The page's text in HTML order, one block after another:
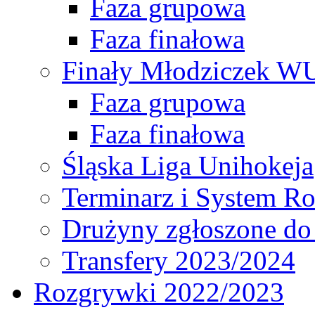
Faza grupowa
Faza finałowa
Finały Młodziczek
Faza grupowa
Faza finałowa
Śląska Liga Unihokeja
Terminarz i System
Drużyny zgłoszone
Transfery 2023/2024
Rozgrywki 2022/2023